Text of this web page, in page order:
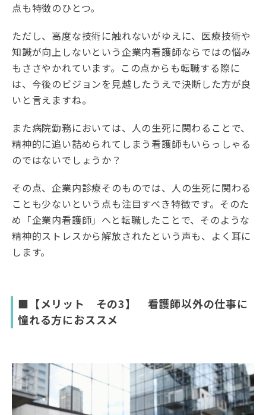
点も特徴のひとつ。
ただし、高度な技術に触れないがゆえに、医療技術や
知識が向上しないという企業内看護師ならではの悩み
もささやかれています。この点からも転職する際に
は、今後のビジョンを見越したうえで決断した方が良
いと言えますね。
また病院勤務においては、人の生死に関わることで、
精神的に追い詰められてしまう看護師もいらっしゃる
のではないでしょうか？
その点、企業内診療そのものでは、人の生死に関わる
ことも少ないという点も注目すべき特徴です。そのた
め「企業内看護師」へと転職したことで、そのような
精神的ストレスから解放されたという声も、よく耳に
します。
■【メリット その3】 看護師以外の仕事に
憧れる方におススメ